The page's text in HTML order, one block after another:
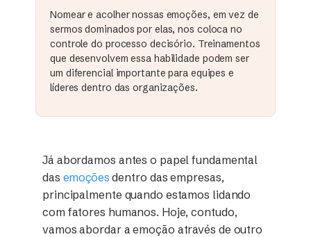
Nomear e acolher nossas emoções, em vez de
sermos dominados por elas, nos coloca no
controle do processo decisório. Treinamentos
que desenvolvem essa habilidade podem ser
um diferencial importante para equipes e
líderes dentro das organizações.
Já abordamos antes o papel fundamental
das emoções dentro das empresas,
principalmente quando estamos lidando
com fatores humanos. Hoje, contudo,
vamos abordar a emoção através de outro